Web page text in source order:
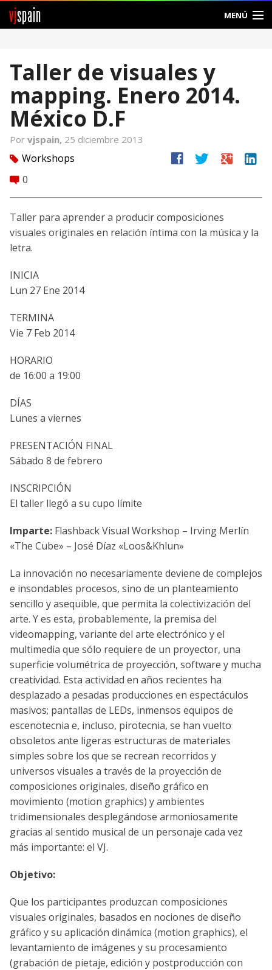
vjspain MENÚ
Foros
Noticias
Ayuda
Entrar
Crear Cuenta
Taller de visuales y
mapping. Enero 2014.
México D.F
Por vjspain, 25 diciembre 2013
tag Workshops
comment 0
facebook twitter google linkedin
Taller para aprender a producir composiciones
visuales originales en relación íntima con la música y la
letra.
INICIA
Lun 27 Ene 2014
TERMINA
Vie 7 Feb 2014
HORARIO
de 16:00 a 19:00
DÍAS
Lunes a viernes
PRESENTACIÓN FINAL
Sábado 8 de febrero
INSCRIPCIÓN
El taller llegó a su cupo límite
Imparte: Flashback Visual Workshop – Irving Merlín
«The Cube» – José Díaz «Loos&Khlun»
La innovación no necesariamente deviene de complejos
e insondables procesos, sino de un planteamiento
sencillo y asequible, que permita la colectivización del
arte. Y es esta, probablemente, la premisa del
videomapping, variante del arte electrónico y el
multimedia que sólo requiere de un proyector, una
superficie volumétrica de proyección, software y mucha
creatividad. Esta actividad en años recientes ha
desplazado a pesadas producciones en espectáculos
masivos; pantallas de LEDs, inmensos equipos de
escenotecnia e, incluso, pirotecnia, se han vuelto
obsoletos ante ligeras estructuras de materiales
simples sobre los que se recrean recorridos y
universos visuales a través de la proyección de
composiciones originales, diseño gráfico en
movimiento (motion graphics) y ambientes
tridimensionales desplegándose armoniosamente
gracias al sentido musical de un personaje cada vez
más importante: el VJ.
Objetivo:
Que los participantes produzcan composiciones
visuales originales, basados en nociones de diseño
gráfico y su aplicación dinámica (motion graphics), el
levantamiento de imágenes y su procesamiento
(grabación de pietaje, edición y postproducción con